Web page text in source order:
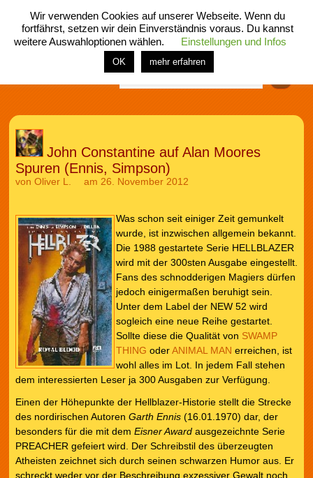
menü
home rubrik buch comic spiel fotos shop
John Constantine auf Alan Moores
Spuren (Ennis, Simpson)
von Oliver L. am 26. November 2012
Was schon seit einiger Zeit gemunkelt
wurde, ist inzwischen allgemein bekannt.
Die 1988 gestartete Serie HELLBLAZER
wird mit der 300sten Ausgabe eingestellt.
Fans des schnodderigen Magiers dürfen
jedoch einigermaßen beruhigt sein.
Unter dem Label der NEW 52 wird
sogleich eine neue Reihe gestartet.
Sollte diese die Qualität von SWAMP
THING oderANIMAL MAN erreichen, ist
wohl alles im Lot. In jedem Fall stehen
dem interessierten Leser ja 300 Ausgaben zur Verfügung.
Einen der Höhepunkte der Hellblazer-Historie stellt die Strecke
des nordirischen Autoren Garth Ennis(16.01.1970) dar, der
besonders für die mit dem Eisner Awardausgezeichnte Serie
PREACHER gefeiert wird. Der Schreibstil des überzeugten
Atheisten zeichnet sich durch seinen schwarzen Humor aus. Er
schreckt weder vor der Beschreibung exzessiver Gewalt noch
Wir verwenden Cookies auf unserer Webseite. Wenn du
fortfährst, setzen wir dein Einverständnis voraus. Du kannst
weitere Auswahloptionen wählen.
Einstellungen und Infos
OK mehr erfahren